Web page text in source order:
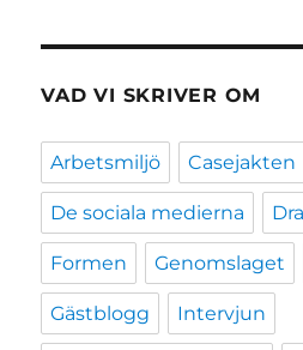
VAD VI SKRIVER OM
Arbetsmiljö Casejakten
De sociala medierna
Formen Genomslaget
Gästblogg Intervjun